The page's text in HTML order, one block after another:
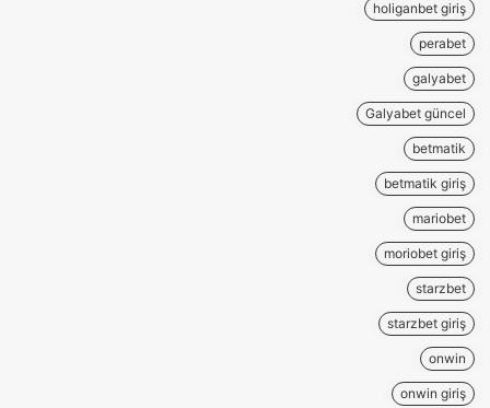
holiganbet giriş
perabet
galyabet
Galyabet güncel
betmatik
betmatik giriş
mariobet
moriobet giriş
starzbet
starzbet giriş
onwin
onwin giriş